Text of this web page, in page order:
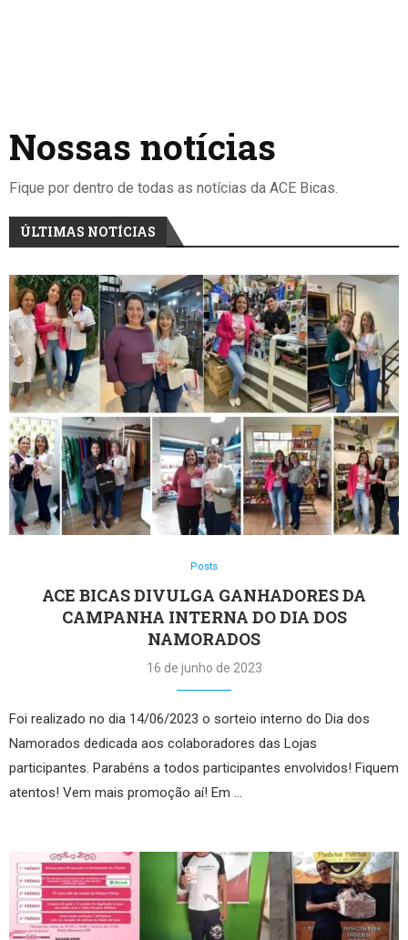
Nossas notícias
Fique por dentro de todas as notícias da ACE Bicas.
ÚLTIMAS NOTÍCIAS
Posts
ACE BICAS DIVULGA GANHADORES DA
CAMPANHA INTERNA DO DIA DOS
NAMORADOS
16 de junho de 2023
Foi realizado no dia 14/06/2023 o sorteio interno do Dia dos
Namorados dedicada aos colaboradores das Lojas
participantes. Parabéns a todos participantes envolvidos! Fiquem
atentos! Vem mais promoção aí! Em …